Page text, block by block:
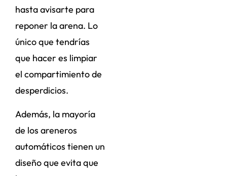
hasta avisarte para
reponer la arena. Lo
único que tendrías
que hacer es limpiar
el compartimiento de
desperdicios.
Además, la mayoría
de los areneros
automáticos tienen un
diseño que evita que